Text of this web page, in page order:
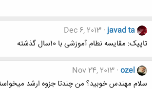
javad ta
Dec 6, 2013
تاپیک: مقایسه نطام آموزشی با 10سال گذشته
ozel
Nov 24, 2013
سلام مهندس خوبید؟ من چندتا جزوه ارشد